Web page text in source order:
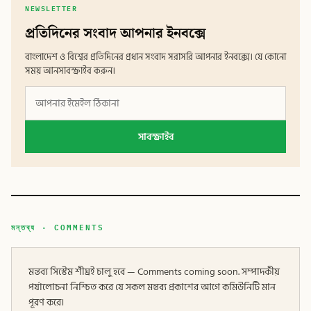
NEWSLETTER
প্রতিদিনের সংবাদ আপনার ইনবক্সে
বাংলাদেশ ও বিশ্বের প্রতিদিনের প্রধান সংবাদ সরাসরি আপনার ইনবক্সে। যে কোনো
সময় আনসাবস্ক্রাইব করুন।
সাবস্ক্রাইব
মন্তব্য · COMMENTS
মন্তব্য সিস্টেম শীঘ্রই চালু হবে — Comments coming soon. সম্পাদকীয়
পর্যালোচনা নিশ্চিত করে যে সকল মন্তব্য প্রকাশের আগে কমিউনিটি মান
পূরণ করে।